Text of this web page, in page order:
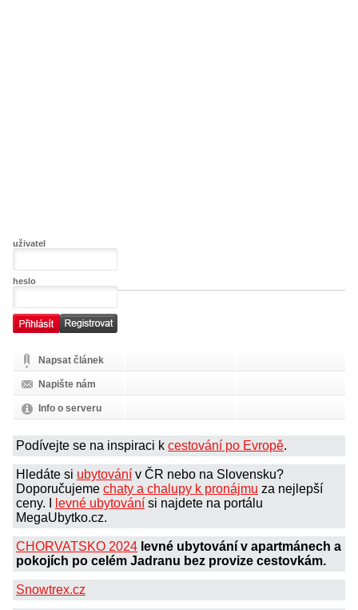
uživatel
heslo
Napsat článek
Napište nám
Info o serveru
Podívejte se na inspiraci k cestování po Evropě.
Hledáte si ubytování v ČR nebo na Slovensku?
Doporučujeme chaty a chalupy k pronájmu za nejlepší
ceny. I
levné ubytování si najdete na portálu
MegaUbytko.cz.
CHORVATSKO 2024 levné ubytování v apartmánech a
pokojích po celém Jadranu bez provize cestovkám.
Snowtrex.cz